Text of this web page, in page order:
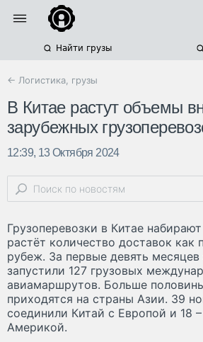
Найти грузы
← Логистика, грузы
В Китае растут объемы
зарубежных
12:39, 13 Октября 2024
Грузоперевозки в Китае
растёт количество доставок как
рубеж. За первые девять
запустили 127 грузовых
авиамаршрутов. Больше
приходятся на страны Азии. 39
соединили Китай с Европой и 18
Америкой.